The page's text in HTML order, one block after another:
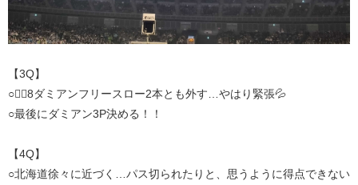
【3Q】
○🏴‍☠️8ダミアンフリースロー2本とも外す…やはり緊張💦
○最後にダミアン3P決める！！
【4Q】
○北海道徐々に近づく…パス切られたりと、思うように得点できない